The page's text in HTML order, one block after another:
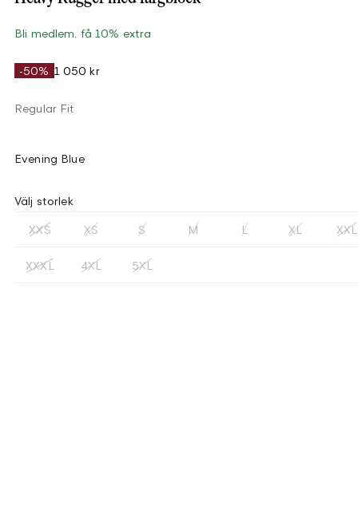
Bli medlem, få 10% extra
-50% 1 050 kr
Regular Fit
Evening Blue
Välj storlek
XXS XS S M L XL XXL
XXXL 4XL 5XL